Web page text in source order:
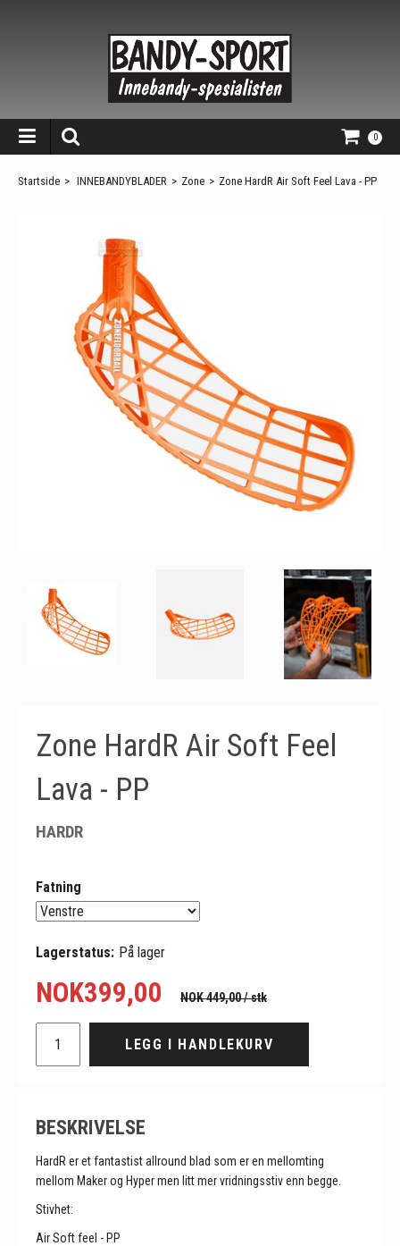
0
Startside > INNEBANDYBLADER > Zone > Zone HardR Air Soft Feel Lava - PP
Zone HardR Air Soft Feel
Lava - PP
HARDR
Fatning
Lagerstatus: På lager
NOK399,00 NOK 449,00/ stk
LEGG I HANDLEKURV
BESKRIVELSE
HardR er et fantastist allround blad som er en mellomting
mellom Maker og Hyper men litt mer vridningsstiv enn begge.
Stivhet:
Air Soft feel - PP